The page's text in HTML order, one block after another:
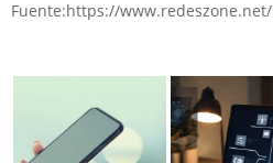
Fuente:https://www.redeszone.net/